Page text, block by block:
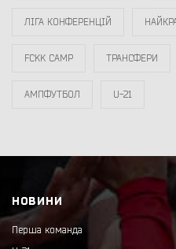
ЛІГА КОНФЕРЕНЦІЙ
FCKK CAMP ТРАНСФЕРИ
АМПФУТБОЛ U-21
НОВИНИ
Перша команда